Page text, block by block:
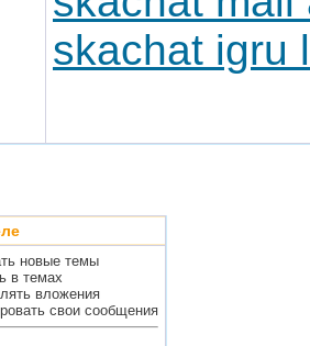
skachat igru
новые темы
в темах
вложения
свои сообщения